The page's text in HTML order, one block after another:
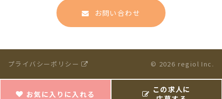
お気に入りに入れる
この求人に
お問い合わせ
プライバシーポリシー © 2026 regiol Inc.